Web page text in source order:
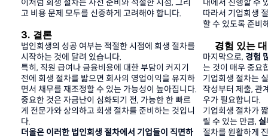
고 비용 문제 모두를 신중하게 고려해야 합니다.
3. 결론
법인회생의 성공 여부는 적절한 시점에 회생 절차를
시작하는 것에 달려 있습니다.
특히, 직원 급여나 금융비용에 대한 부담이 커지기
전에 회생 절차를 밟으면 회사의 영업이익을 유지하
면서 채무를 재조정할 수 있는 가능성이 높아집니다.
중요한 것은 자금난이 심화되기 전, 가능한 한 빠르
게 전문가와 상의하고 회생 절차를 준비하는 것입니
다.
더올은 이러한 법인회생 절차에서 기업들이 직면하
내에서 진행할 수
따라서 기업회생
할 수 있도록 준비
경험 있는
마지막으로, 경험
는 것이 매우 중요
기업회생 절차는
작성부터 제출, 관
우가 필요합니다.
기업회생 절차가
릴 수 있는 만큼, 실
절차를 원활하게